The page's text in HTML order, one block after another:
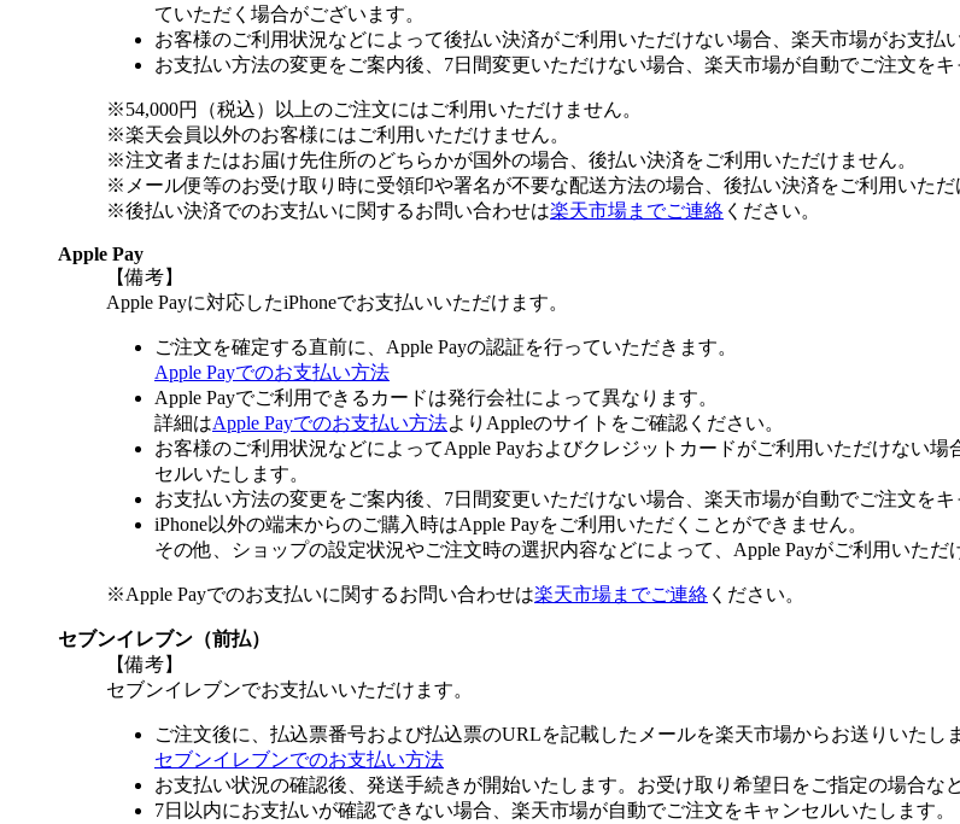
ていただく場合がございます。
お客様のご利用状況などによって後払い決済がご利用いただけない場合、楽天市場がお支払
お支払い方法の変更をご案内後、7日間変更いただけない場合、楽天市場が自動でご注文をキ
※54,000円（税込）以上のご注文にはご利用いただけません。
※楽天会員以外のお客様にはご利用いただけません。
※注文者またはお届け先住所のどちらかが国外の場合、後払い決済をご利用いただけません。
※メール便等のお受け取り時に受領印や署名が不要な配送方法の場合、後払い決済をご利用いただ
※後払い決済でのお支払いに関するお問い合わせは楽天市場までご連絡 ください。
Apple Pay
【備考】
Apple Payに対応したiPhoneでお支払いいただけます。
ご注文を確定する直前に、Apple Payの認証を行っていただきます。
Apple Payでのお支払い方法
Apple Payでご利用できるカードは発行会社によって異なります。
詳細はApple Payでのお支払い方法よりAppleのサイトをご確認ください。
お客様のご利用状況などによってApple Payおよびクレジットカードがご利用いただけない
セルいたします。
お支払い方法の変更をご案内後、7日間変更いただけない場合、楽天市場が自動でご注文をキ
iPhone以外の端末からのご購入時はApple Payをご利用いただくことができません。
その他、ショップの設定状況やご注文時の選択内容などによって、Apple Payがご利用いただ
※Apple Payでのお支払いに関するお問い合わせは楽天市場までご連絡 ください。
セブンイレブン（前払）
【備考】
セブンイレブンでお支払いいただけます。
ご注文後に、払込票番号および払込票のURLを記載したメールを楽天市場からお送りいたし
セブンイレブンでのお支払い方法
お支払い状況の確認後、発送手続きが開始いたします。お受け取り希望日をご指定の場合な
7日以内にお支払いが確認できない場合、楽天市場が自動でご注文をキャンセルいたします。